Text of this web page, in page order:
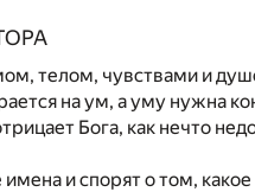
телом, чувствами и
на ум, а уму нужна
Бога, как нечто
и спорят о том, какое